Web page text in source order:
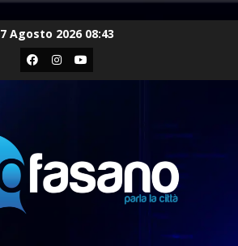
7 Agosto 2026 08:43
Facebook
Instagram
Youtube